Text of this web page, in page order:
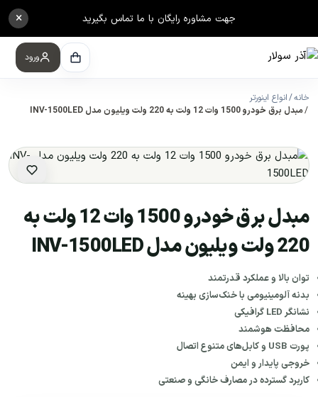
جهت مشاوره رایگان با ما تماس بگیرید ×
ورود
خانه انواع اینورتر
مبدل برق خودرو 1500 وات 12 ولت به 220 ولت ویلیون مدل INV-1500LED
مبدل برق خودرو 1500 وات 12 ولت به
220 ولت ویلیون مدل INV-1500LED
توان بالا و عملکرد قدرتمند
بدنه آلومینیومی با خنک‌سازی بهینه
نشانگرLED
گرافیکی
محافظت هوشمند
پورت
و کابل‌های متنوع اتصال
خروجی پایدار و ایمن
کاربرد گسترده در مصارف خانگی و صنعتی